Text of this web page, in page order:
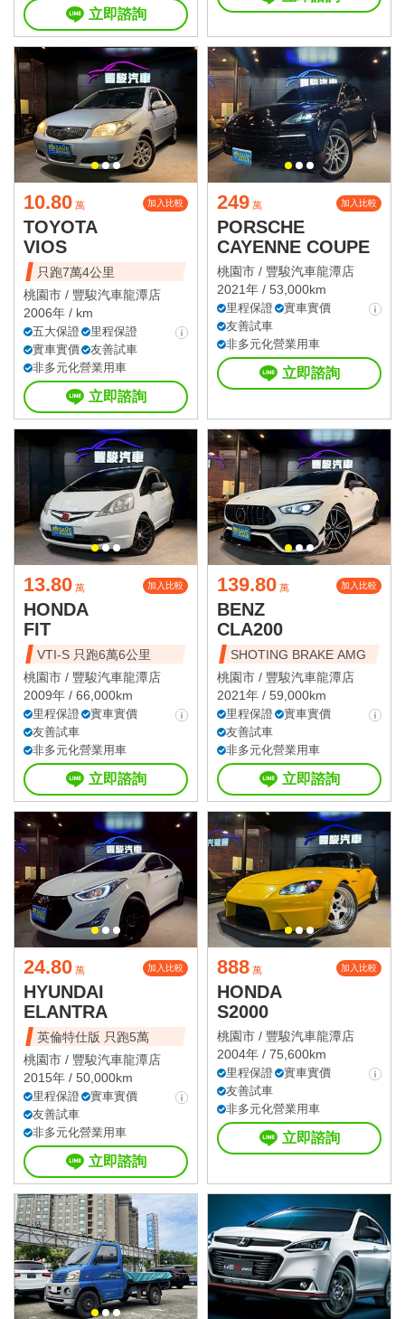
立即諮詢
10.80 萬 加入比較
TOYOTA
VIOS
只跑7萬4公里
桃園市 / 豐駿汽車龍潭店
2006年 / km
五大保證
里程保證
實車實價
友善試車
非多元化營業用車
立即諮詢
249 萬 加入比較
PORSCHE
CAYENNE COUPE
桃園市 / 豐駿汽車龍潭店
2021年 / 53,000km
里程保證
實車實價
友善試車
非多元化營業用車
立即諮詢
13.80 萬 加入比較
HONDA
FIT
VTI-S 只跑6萬6公里
桃園市 / 豐駿汽車龍潭店
2009年 / 66,000km
里程保證
實車實價
友善試車
非多元化營業用車
立即諮詢
139.80 萬 加入比較
BENZ
CLA200
SHOTING BRAKE AMG
桃園市 / 豐駿汽車龍潭店
2021年 / 59,000km
里程保證
實車實價
友善試車
非多元化營業用車
立即諮詢
24.80 萬 加入比較
HYUNDAI
ELANTRA
英倫特仕版 只跑5萬
桃園市 / 豐駿汽車龍潭店
2015年 / 50,000km
里程保證
實車實價
友善試車
非多元化營業用車
立即諮詢
888 萬 加入比較
HONDA
S2000
桃園市 / 豐駿汽車龍潭店
2004年 / 75,600km
里程保證
實車實價
友善試車
非多元化營業用車
立即諮詢